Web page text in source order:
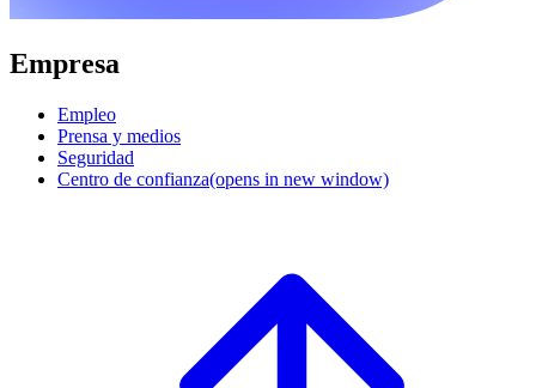
Empresa
Empleo
Prensa y medios
Seguridad
Centro de confianza(opens in new window)